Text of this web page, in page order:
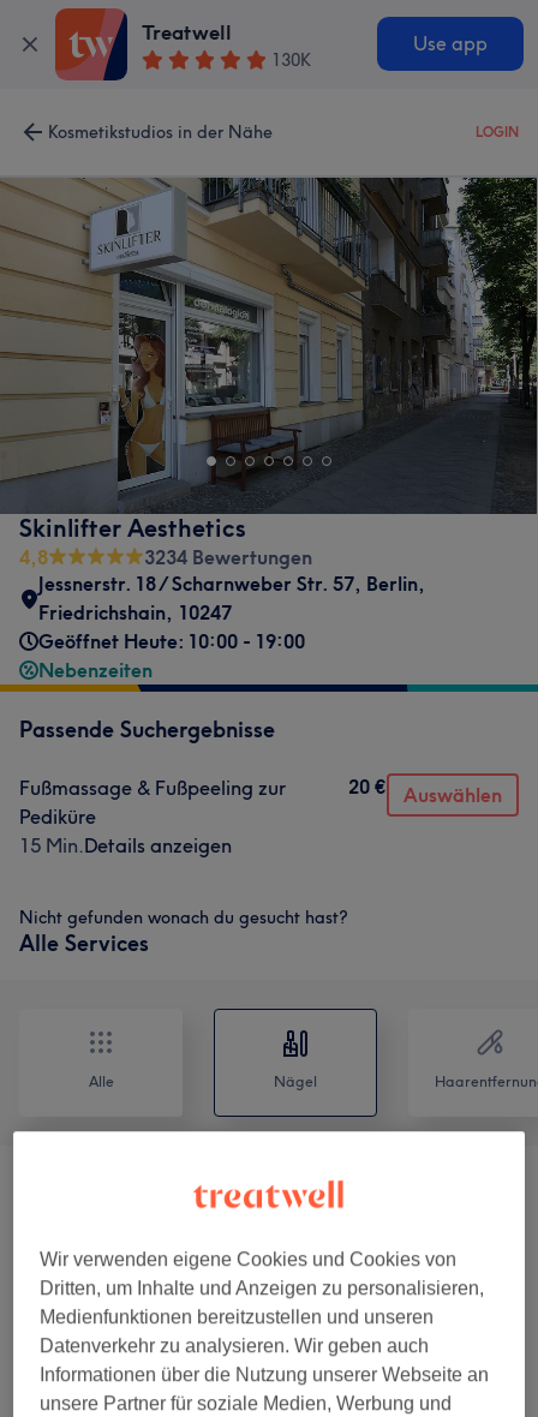
Treatwell
130K
Use app
Kosmetikstudios in der Nähe LOGIN
Skinlifter Aesthetics
4,8
3234 Bewertungen
Jessnerstr. 18 / Scharnweber Str. 57, Berlin,
Friedrichshain, 10247
Geöffnet Heute: 10:00 - 19:00
Nebenzeiten
Passende Suchergebnisse
Fußmassage & Fußpeeling zur
Pediküre
15 Min.Details anzeigen
20 € Auswählen
Nicht gefunden wonach du gesucht hast?
Alle Services
Alle Nägel
Hand- & Fußpflege (14) ab 3 €
Salonbewertungen
Wir verwenden eigene Cookies und Cookies von
Dritten, um Inhalte und Anzeigen zu personalisieren,
Medienfunktionen bereitzustellen und unseren
Datenverkehr zu analysieren. Wir geben auch
Informationen über die Nutzung unserer Webseite an
unsere Partner für soziale Medien, Werbung und